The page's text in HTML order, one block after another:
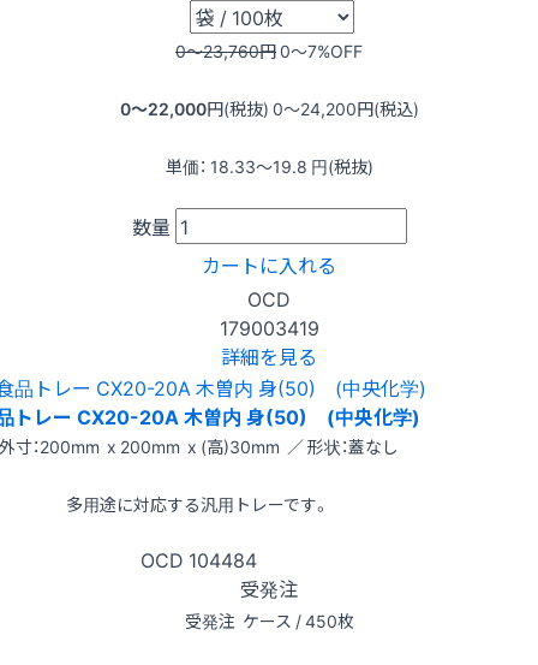
0〜23,760円0〜7%OFF
0〜22,000円(税抜) 0〜24,200円(税込)
単価： 18.33〜19.8 円(税抜)
数量
カートに入れる
OCD
179003419
詳細を見る
トレー CX20-20A 木曽内 身(50) (中央化学)
寸：200mm x 200mm x (高)30mm ／ 形状：蓋なし
多用途に対応する汎用トレーです。
OCD 104484
受発注
受発注 ケース / 450枚